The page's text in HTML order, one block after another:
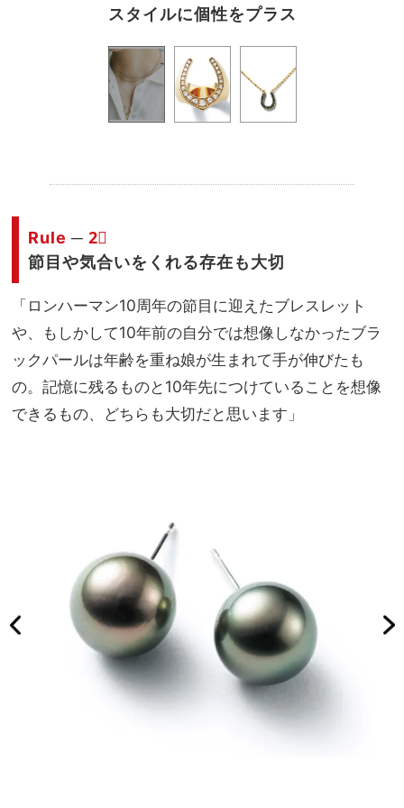
スタイルに個性をプラス
Rule ─ 2︎⃣
節目や気合いをくれる存在も大切
「ロンハーマン10周年の節目に迎えたブレスレット
や、もしかして10年前の自分では想像しなかったブラ
ックパールは年齢を重ね娘が生まれて手が伸びたも
の。記憶に残るものと10年先につけていることを想像
できるもの、どちらも大切だと思います」